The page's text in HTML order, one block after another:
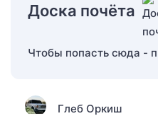
Доска почёта
Чтобы попасть сюда -
Глеб Оркиш